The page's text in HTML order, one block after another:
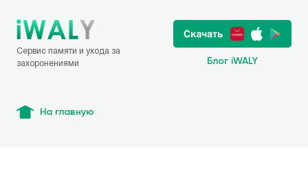
Сервис памяти и ухода за
захоронениями
Блог iWALY
На главную